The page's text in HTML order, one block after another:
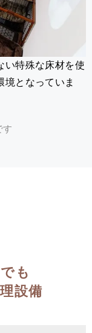
い特殊な床材を使
境となっていま
す
も
設備